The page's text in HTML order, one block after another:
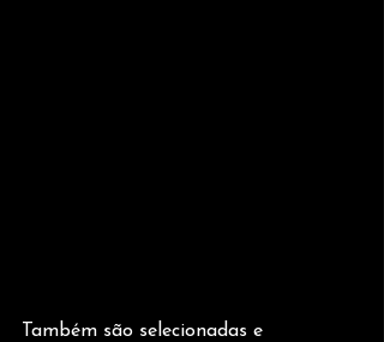
Também são selecionadas e